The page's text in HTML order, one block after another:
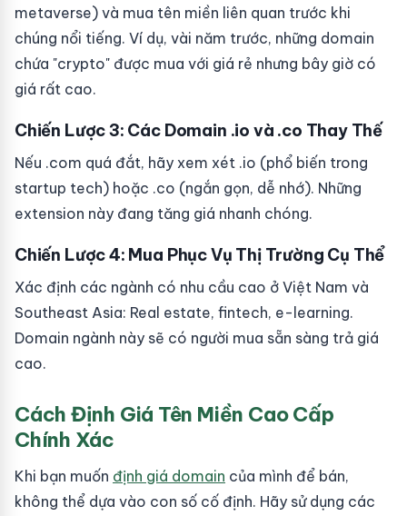
metaverse) và mua tên miền liên quan trước khi
chúng nổi tiếng. Ví dụ, vài năm trước, những domain
chứa "crypto" được mua với giá rẻ nhưng bây giờ có
giá rất cao.
Chiến Lược 3: Các Domain .io và .co Thay Thế
Nếu .com quá đắt, hãy xem xét .io (phổ biến trong
startup tech) hoặc .co (ngắn gọn, dễ nhớ). Những
extension này đang tăng giá nhanh chóng.
Chiến Lược 4: Mua Phục Vụ Thị Trường Cụ Thể
Xác định các ngành có nhu cầu cao ở Việt Nam và
Southeast Asia: Real estate, fintech, e-learning.
Domain ngành này sẽ có người mua sẵn sàng trả giá
cao.
Cách Định Giá Tên Miền Cao Cấp
Chính Xác
Khi bạn muốn định giá domain của mình để bán,
không thể dựa vào con số cố định. Hãy sử dụng các